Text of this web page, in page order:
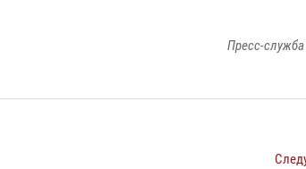
Пресс-служба